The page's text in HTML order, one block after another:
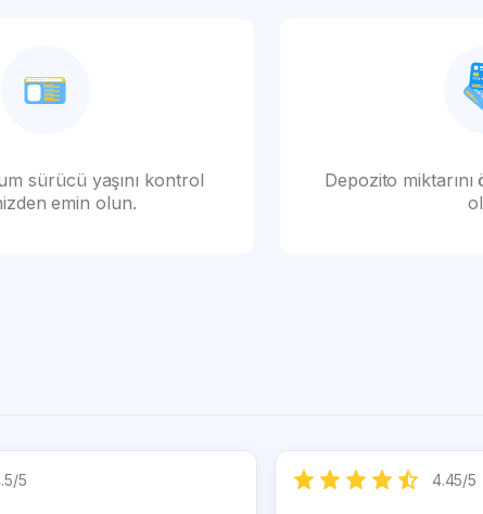
sürücü yaşını kontrol
emin olun.
Depozito
/5 4.45/5